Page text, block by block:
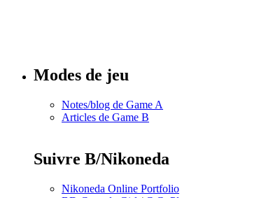
Modes de jeu
Notes/blog de Game A
Articles de Game B
Suivre B/Nikoneda
Nikoneda Online Portfolio